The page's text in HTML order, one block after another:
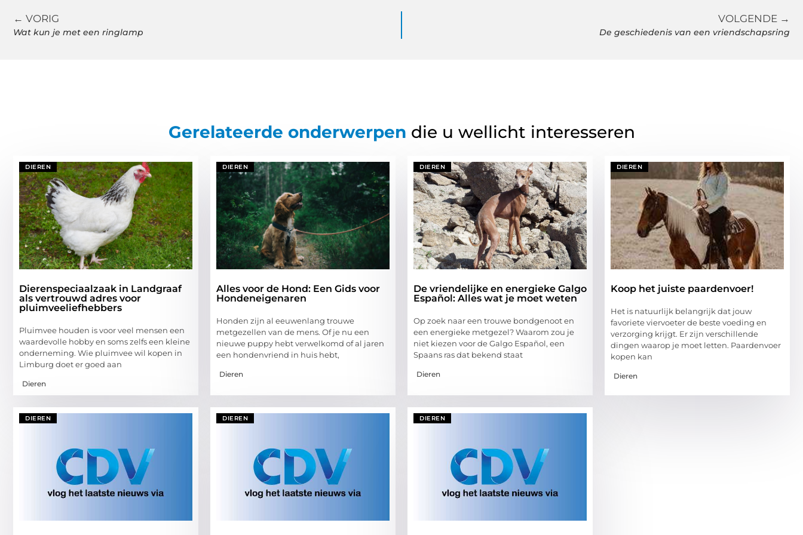
← VORIG
Wat kun je met een ringlamp
VOLGENDE →
De geschiedenis van een vriendschapsring
Gerelateerde onderwerpen die u wellicht interesseren
DIEREN
Dierenspeciaalzaak in Landgraaf
als vertrouwd adres voor
pluimveeliefhebbers
Pluimvee houden is voor veel mensen een
waardevolle hobby en soms zelfs een kleine
onderneming. Wie pluimvee wil kopen in
Limburg doet er goed aan
Dieren
DIEREN
Alles voor de Hond: Een Gids voor
Hondeneigenaren
Honden zijn al eeuwenlang trouwe
metgezellen van de mens. Of je nu een
nieuwe puppy hebt verwelkomd of al jaren
een hondenvriend in huis hebt,
Dieren
DIEREN
De vriendelijke en energieke Galgo
Español: Alles wat je moet weten
Op zoek naar een trouwe bondgenoot en
een energieke metgezel? Waarom zou je
niet kiezen voor de Galgo Español, een
Spaans ras dat bekend staat
Dieren
DIEREN
Koop het juiste paardenvoer!
Het is natuurlijk belangrijk dat jouw
favoriete viervoeter de beste voeding en
verzorging krijgt. Er zijn verschillende
dingen waarop je moet letten. Paardenvoer
kopen kan
Dieren
DIEREN DIEREN DIEREN